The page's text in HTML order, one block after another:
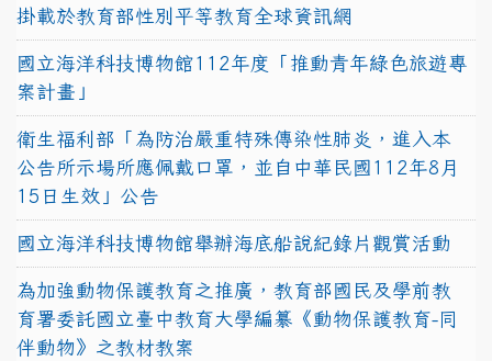
掛載於教育部性別平等教育全球資訊網
國立海洋科技博物館112年度「推動青年綠色旅遊專
案計畫」
衛生福利部「為防治嚴重特殊傳染性肺炎，進入本
公告所示場所應佩戴口罩，並自中華民國112年8月
15日生效」公告
國立海洋科技博物館舉辦海底船說紀錄片觀賞活動
為加強動物保護教育之推廣，教育部國民及學前教
育署委託國立臺中教育大學編纂《動物保護教育-同
伴動物》之教材教案